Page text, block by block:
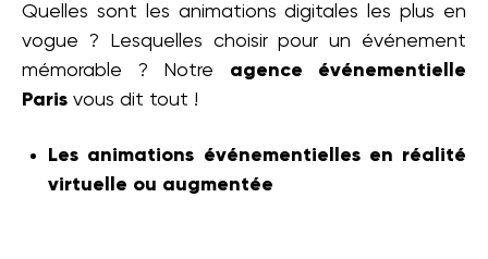
Quelles sont les animations digitales les plus en
vogue ? Lesquelles choisir pour un événement
mémorable ? Notre agence événementielle
Paris vous dit tout !
Les animations événementielles en réalité
virtuelle ou augmentée